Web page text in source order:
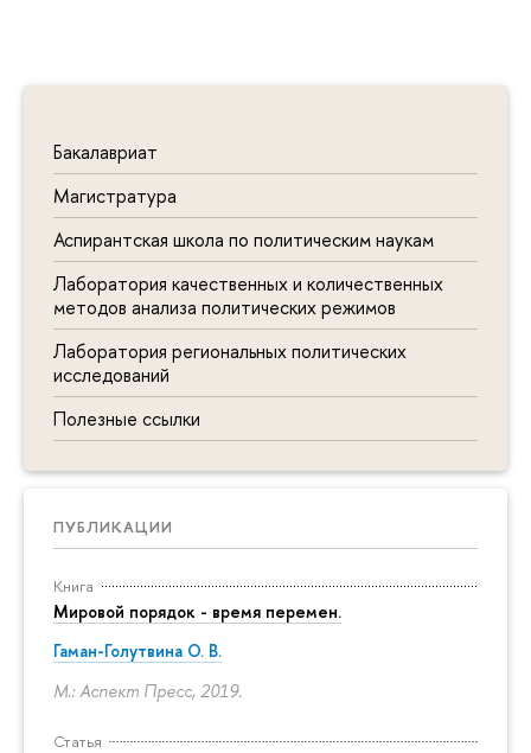
Бакалавриат
Магистратура
Аспирантская школа по политическим наукам
Лаборатория качественных и количественных
методов анализа политических режимов
Лаборатория региональных политических
исследований
Полезные ссылки
ПУБЛИКАЦИИ
Книга
Мировой порядок - время перемен.
Гаман-Голутвина О. В.
М.: Аспект Пресс, 2019.
Статья